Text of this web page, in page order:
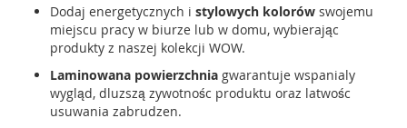
Dodaj energetycznych i stylowych kolorów swojemu
miejscu pracy w biurze lub w domu, wybierając
produkty z naszej kolekcji WOW.
Laminowana powierzchnia gwarantuje wspanialy
wygląd, dluzszą zywotnośc produktu oraz latwośc
usuwania zabrudzen.